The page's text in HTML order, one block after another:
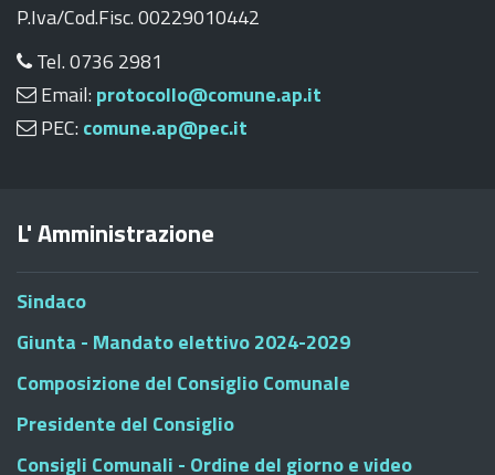
P.Iva/Cod.Fisc. 00229010442
Tel. 0736 2981
Email: protocollo@comune.ap.it
PEC: comune.ap@pec.it
L' Amministrazione
Sindaco
Giunta - Mandato elettivo 2024-2029
Composizione del Consiglio Comunale
Presidente del Consiglio
Consigli Comunali - Ordine del giorno e video